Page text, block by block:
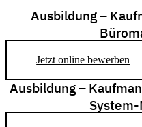
Ausbildung –
Jetzt online bewerben
Ausbildung –